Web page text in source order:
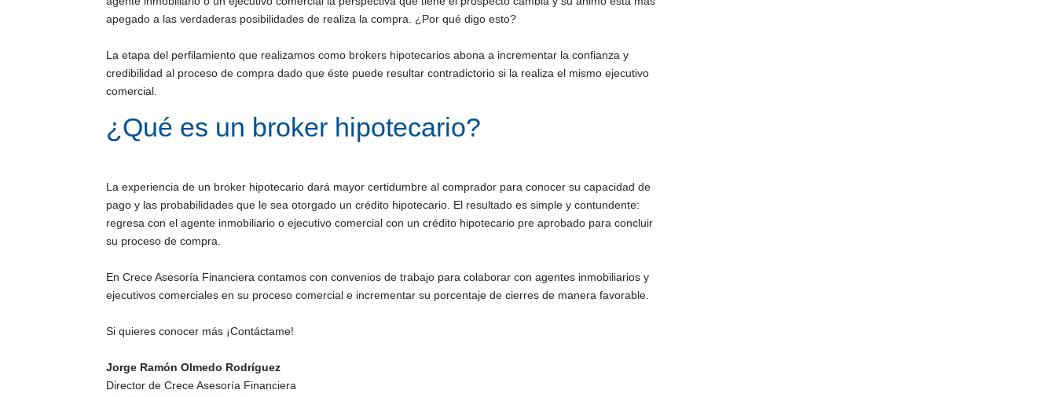
apegado a las verdaderas posibilidades de realiza la compra. ¿Por qué digo esto?
La etapa del perfilamiento que realizamos como brokers hipotecarios abona a incrementar la confianza y
credibilidad al proceso de compra dado que éste puede resultar contradictorio si la realiza el mismo ejecutivo
comercial.
¿ Qué es un broker hipotecario?
La experiencia de un broker hipotecario dará mayor certidumbre al comprador para conocer su capacidad de
pago y las probabilidades que le sea otorgado un crédito hipotecario. El resultado es simple y contundente:
regresa con el agente inmobiliario o ejecutivo comercial con un crédito hipotecario pre aprobado para concluir
su proceso de compra.
En Crece Asesoría Financiera contamos con convenios de trabajo para colaborar con agentes inmobiliarios y
ejecutivos comerciales en su proceso comercial e incrementar su porcentaje de cierres de manera favorable.
Si quieres conocer más ¡Contáctame!
Jorge Ramón Olmedo Rodríguez
Director de Crece Asesoría Financiera